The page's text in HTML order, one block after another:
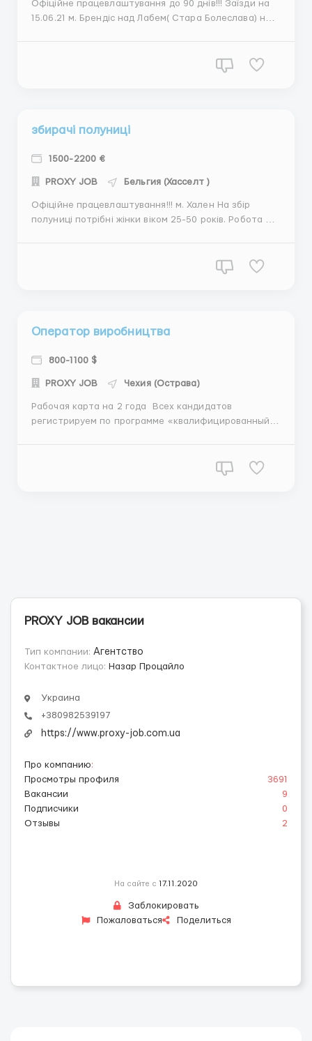
Офіційне працевлаштування до 90 днів!!! Заїзди на
15.06.21 м. Брендіс над Лабем( Стара Болеслава) на
50 років. Завод займається виготовленням
збирачі полуниці
1500-2200 €
PROXY JOB Бельгия (Хасселт )
Офіційне працевлаштування!!! м. Хален На збір
полуниці потрібні жінки віком 25-50 років. Робота на
2€/ящик 4кг нетто. Графік: 8-10 год в день, 6 днів в
Оператор виробництва
800-1100 $
PROXY JOB Чехия (Острава)
Рабочая карта на 2 года ️️️ Всех кандидатов
регистрируем по программе «квалифицированный
Подача документов в декабре Автозавод PWO ,
PROXY JOB вакансии
Тип компании: Агентство
Контактное лицо: Назар Процайло
Украина
+380982539197
https://www.proxy-job.com.ua
Про компанию:
Просмотры профиля
3691
Вакансии
9
Подписчики
0
Отзывы
2
На сайте с 17.11.2020
Заблокировать
Пожаловаться
Поделиться